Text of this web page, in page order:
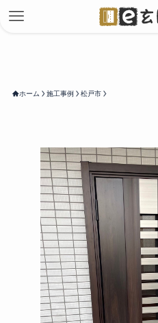
ホーム 施工事例 松戸市